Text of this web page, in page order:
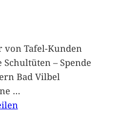
Tafel-Kunden
– Spende
Bad Vilbel
…